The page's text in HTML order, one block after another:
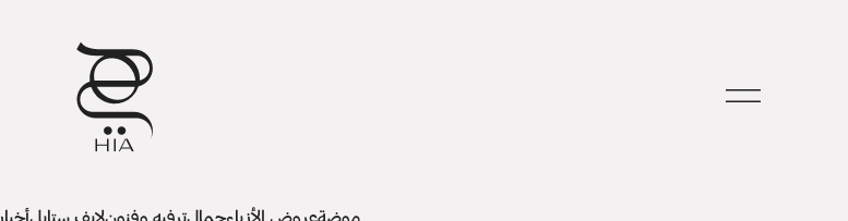
موضةعروض الأزياءجمالترفيه وفنونلايف ستايلأخبار